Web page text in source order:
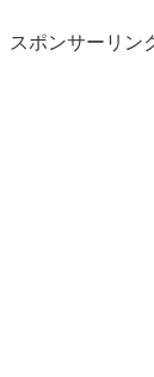
スポンサーリン